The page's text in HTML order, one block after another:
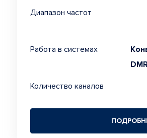
Диапазон частот
Работа в системах
Количество каналов